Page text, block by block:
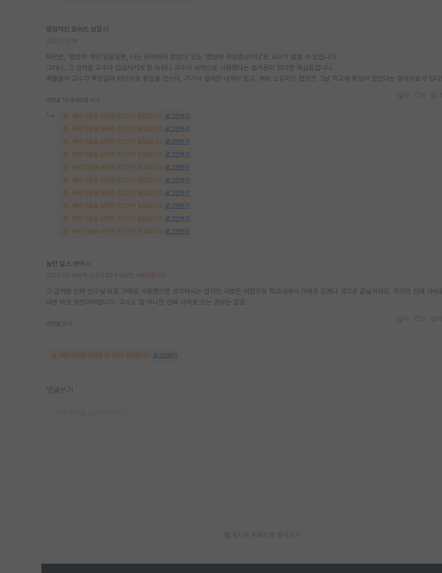
열정적인 로버트 보일
찌르면, '랩장의 개인 일탈일뿐, 나는 관여하지 않았다' 또는 '랩장의 과잉충성이다'로 교수가 말할 수 있습니다.
그러니, 그 금액을 교수가 입금시키게 한 녹취나 교수가 사적으로 사용했다는 증거등이 있다면 확실할겁니다.
예를들어 교수가 특정일에 어딘가로 출장을 갔는데, 거기서 결제한 내역이 있고, 계좌 소유자인 랩장은 그날 학교에 확실이 있었다는 증거자료가 있다
대댓글 10개 대댓글 쓰기
해당 댓글을 보려면 로그인이 필요합니다. 로그인하기
해당 댓글을 보려면 로그인이 필요합니다. 로그인하기
해당 댓글을 보려면 로그인이 필요합니다. 로그인하기
해당 댓글을 보려면 로그인이 필요합니다. 로그인하기
해당 댓글을 보려면 로그인이 필요합니다. 로그인하기
해당 댓글을 보려면 로그인이 필요합니다. 로그인하기
해당 댓글을 보려면 로그인이 필요합니다. 로그인하기
해당 댓글을 보려면 로그인이 필요합니다. 로그인하기
해당 댓글을 보려면 로그인이 필요합니다. 로그인하기
해당 댓글을 보려면 로그인이 필요합니다. 로그인하기
놀란 닐스 보어
누적 신고가 20개 이상인 사용자입니다.
그 금액을 진짜 인구실 비품 구매로 사용했으면 생각하시는 법적인 처벌은 어렵구요 학교내에서 가벼운 징계나 경고로 끝날거에요. 하지만 진짜 사비
대면 바로 옷벗어야합니다. 교수도 잘 아니깐 진짜 사비로 쓰는 경우는 없죠
대댓글 쓰기
해당 댓글을 보려면 로그인이 필요합니다. 로그인하기
댓글쓰기
게시판 목록으로 돌아가기